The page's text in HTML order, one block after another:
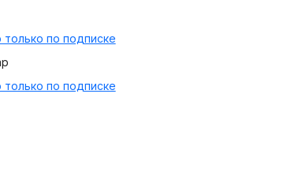
по подписке
по подписке